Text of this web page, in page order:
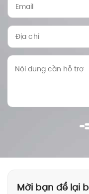
Mời bạn để lại